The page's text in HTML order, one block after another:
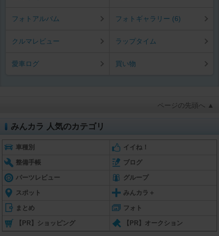
フォトアルバム フォトギャラリー (6)
クルマレビュー ラップタイム
愛車ログ 買い物
ページの先頭へ ▲
みんカラ 人気のカテゴリ
車種別 イイね！
整備手帳 ブログ
パーツレビュー グループ
スポット みんカラ＋
まとめ フォト
【PR】ショッピング 【PR】オークション